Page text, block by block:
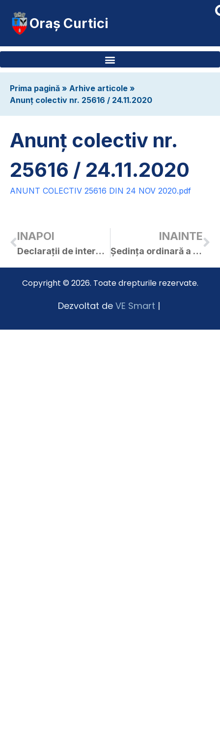
Oraș Curtici
Prima pagină » Arhive articole »
Anunț colectiv nr. 25616 / 24.11.2020
Anunț colectiv nr.
25616 / 24.11.2020
ANUNT COLECTIV 25616 DIN 24 NOV 2020.pdf
INAPOI
Declarații de interese – consilieri locali – 2020 (în urma validării C.L., mandat 2020-2024)
INAINTE
Ședința ordinară a C.L. Curtici din 27.11.2020
Copyright © 2026. Toate drepturile rezervate.
Dezvoltat de VE Smart |